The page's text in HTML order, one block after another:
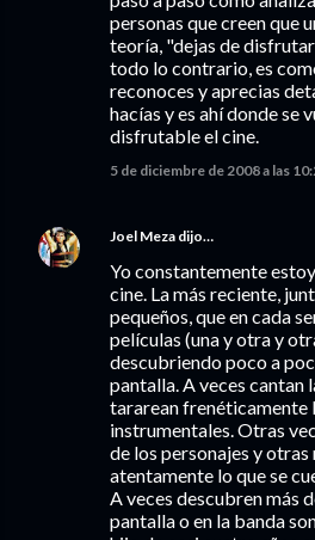
personas que creen que
teoría, "dejas de
todo lo contrario, es
reconoces y aprecias
hacías y es ahí donde se
disfrutable el cine.
5 de diciembre de 2008 a las
Joel Meza dijo…
Yo constantemente
cine. La más reciente,
pequeños, que en cada
películas (una y otra y
descubriendo poco a
pantalla. A veces cantan
tararean frenéticamente
instrumentales. Otras
de los personajes y
atentamente lo que se
A veces descubren más
pantalla o en la banda